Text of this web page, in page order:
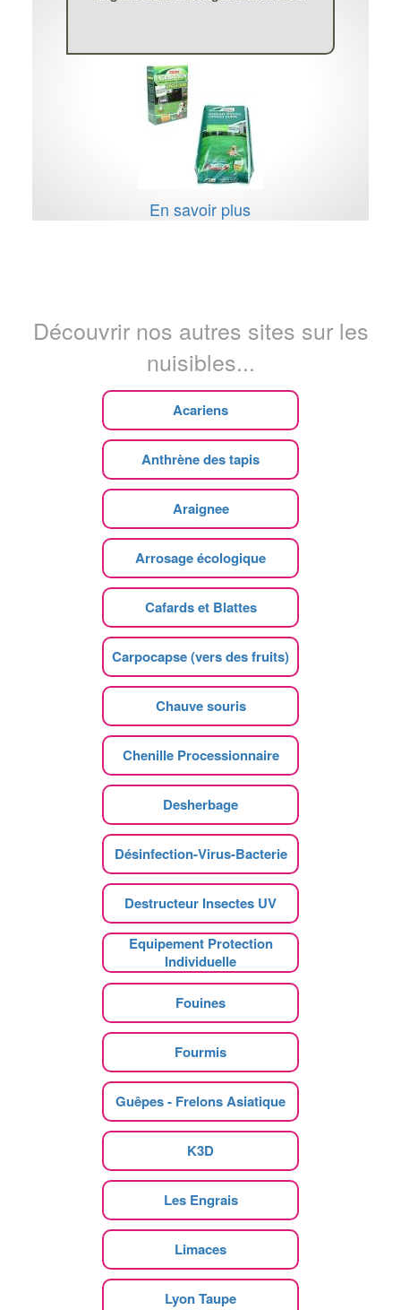
En savoir plus
Découvrir nos autres sites sur les
nuisibles...
Acariens
Anthrène des tapis
Araignee
Arrosage écologique
Cafards et Blattes
Carpocapse (vers des fruits)
Chauve souris
Chenille Processionnaire
Desherbage
Désinfection-Virus-Bacterie
Destructeur Insectes UV
Equipement Protection
Individuelle
Fouines
Fourmis
Guêpes - Frelons Asiatique
K3D
Les Engrais
Limaces
Lyon Taupe